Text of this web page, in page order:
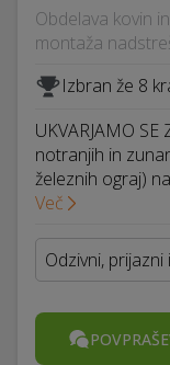
Obdelava kovin
montaža
Izbran že 8
UKVARJAMO
notranjih in
železnih ograj)
Več
Odzivni,